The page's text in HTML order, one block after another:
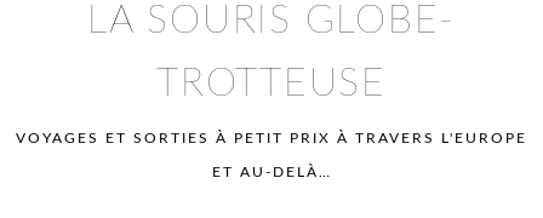
LA SOURIS GLOBE-
TROTTEUSE
VOYAGES ET SORTIES À PETIT PRIX À TRAVERS L'EUROPE
ET AU-DELÀ…